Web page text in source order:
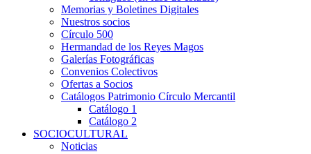
Memorias y Boletines Digitales
Nuestros socios
Círculo 500
Hermandad de los Reyes Magos
Galerías Fotográficas
Convenios Colectivos
Ofertas a Socios
Catálogos Patrimonio Círculo Mercantil
Catálogo 1
Catálogo 2
SOCIOCULTURAL
Noticias